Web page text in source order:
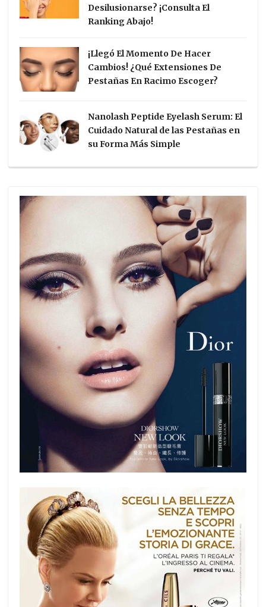
Desilusionarse? ¡Consulta El
Ranking Abajo!
¡Llegó El Momento De Hacer
Cambios! ¿Qué Extensiones De
Pestañas En Racimo Escoger?
Nanolash Peptide Eyelash Serum: El
Cuidado Natural de las Pestañas en
su Forma Más Simple